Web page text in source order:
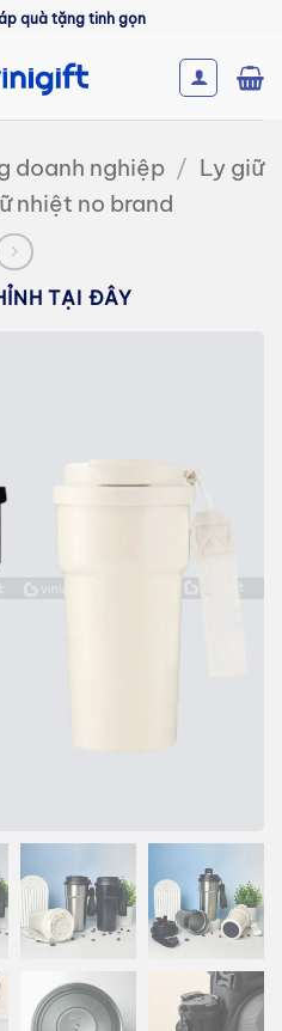
quà tặng tinh gọn
doanh nghiệp / Ly giữ
nhiệt no brand
TẠI ĐÂY